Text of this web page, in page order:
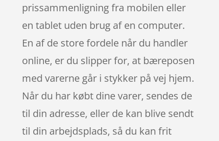
prissammenligning fra mobilen eller
en tablet uden brug af en computer.
En af de store fordele når du handler
online, er du slipper for, at bæreposen
med varerne går i stykker på vej hjem.
Når du har købt dine varer, sendes de
til din adresse, eller de kan blive sendt
til din arbejdsplads, så du kan frit